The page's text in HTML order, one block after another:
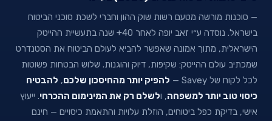
— סוכנות מורשה מטעם רשות שוק ההון וחברי לשכת סוכני הביטוח
בישראל. נוסדה ע״י זאב יופה לאחר 40+ שנה בתעשיית ההייטק
הישראלית, מתוך אמונה שאפשר להביא לעולם הביטוח את הסטנדרט
שמכתיב עולם ההייטק: שקיפות, דיוק והוגנות. שלוש הבטחות פשוטות
לכל לקוח של Savey —
להפיק יותר מהחיסכון שלכם, להבטיח
כיסוי טוב יותר למשפחה, ולשלם רק את המינימום ההכרחי. ייעוץ
אישי, בדיקת כפל ביטוחים, הוזלת עלויות והתאמת כיסויים — חינם